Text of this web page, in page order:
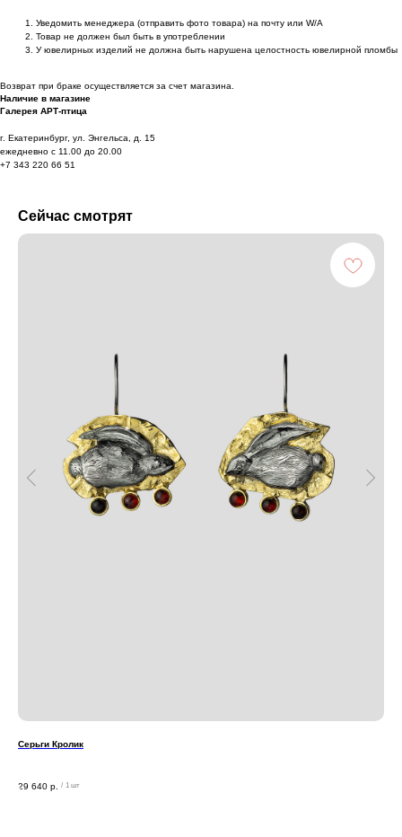
Уведомить менеджера (отправить фото товара) на почту или W/А
Товар не должен был быть в употреблении
У ювелирных изделий не должна быть нарушена целостность ювелирной пломбы
Возврат при браке осуществляется за счет магазина.
Наличие в магазине
Галерея АРТ-птица
г. Екатеринбург, ул. Энгельса, д. 15
ежедневно с 11.00 до 20.00
+7 343 220 66 51
Сейчас смотрят
Серьги Кролик
29 640 р. / 1 шт